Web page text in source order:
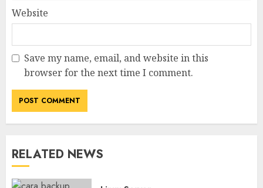
Website
Save my name, email, and website in this
browser for the next time I comment.
RELATED NEWS